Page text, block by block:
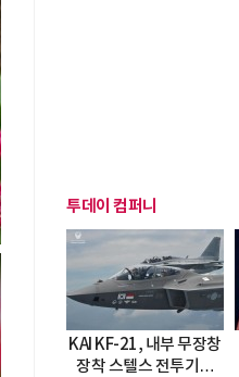
투데이 컴퍼니
KAI KF-21, 내부 무장창
장착 스텔스 전투기로